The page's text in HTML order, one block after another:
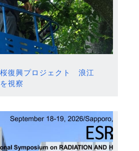
復興プロジェクト 浪江
視察